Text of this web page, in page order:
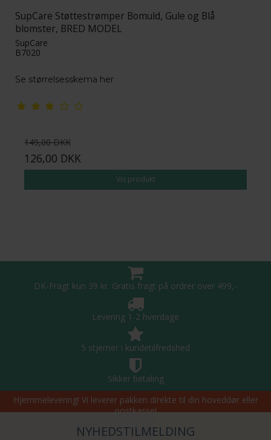
SupCare Støttestrømper Bomuld, Gule og Blå
blomster, BRED MODEL
SupCare
B7020
Se størrelsesskema her
149,00 DKK
126,00 DKK
Vis produkt
DK-Fragt kun 39 kr. Gratis fragt på ordrer over 499,-
Levering 1-2 hverdage
5 stjerner i kundetilfredshed
Sikker betaling
Hjemmelevering! Vi leverer pakken direkte til din hoveddør eller
postkasse!
NYHEDSTILMELDING